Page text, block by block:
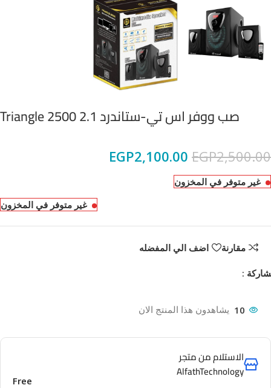
صب ووفر اس تي-ستاندرد Triangle 2500 2.1
EGP2,500.00
EGP2,100.00
غير متوفر في المخزون
غير متوفر في المخزون
مقارنة اضف الي المفضله
:
10 يشاهدون هذا المنتج الان
الاستلام من متجر
AlfathTechnology
Free